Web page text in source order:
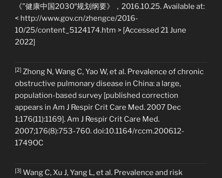
《”健康中国2030″规划纲要》，2016.10.25. Available at:
< http://www.gov.cn/zhengce/2016-
10/25/content_5124174.htm > [Accessed 21 June
2022]
[2] Zhong N, Wang C, Yao W, et al. Prevalence of chronic
obstructive pulmonary disease in China: a large,
population-based survey [published correction
appears in Am J Respir Crit Care Med. 2007 Dec
1;176(11):1169]. Am J Respir Crit Care Med.
2007;176(8):753-760. doi:10.1164/rccm.200612-
1749OC
[3] Wang C, Xu J, Yang L, et al. Prevalence and risk